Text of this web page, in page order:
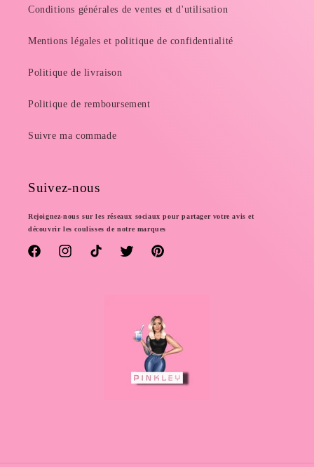
Conditions générales de ventes et d'utilisation
Mentions légales et politique de confidentialité
Politique de livraison
Politique de remboursement
Suivre ma commade
Suivez-nous
Rejoignez-nous sur les réseaux sociaux pour partager votre avis et
découvrir les coulisses de notre marques
FacebookInstagramTikTok Twitter Pinterest